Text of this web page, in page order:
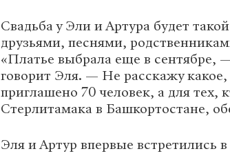
Свадьба у Эли и Артура будет
друзьями, песнями,
«Платье выбрала еще в сентябре,
говорит Эля. — Не расскажу
приглашено 70 человек, а для тех,
Стерлитамака в Башкортостане,
Эля и Артур впервые встретились